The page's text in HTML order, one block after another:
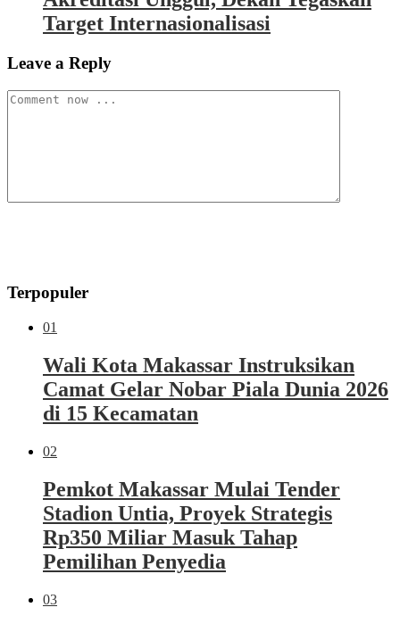
Target Internasionalisasi
Leave a Reply
Terpopuler
01
Wali Kota Makassar Instruksikan
Camat Gelar Nobar Piala Dunia 2026
di 15 Kecamatan
02
Pemkot Makassar Mulai Tender
Stadion Untia, Proyek Strategis
Rp350 Miliar Masuk Tahap
Pemilihan Penyedia
03